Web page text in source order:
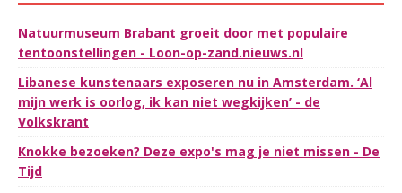
Natuurmuseum Brabant groeit door met populaire
tentoonstellingen - Loon-op-zand.nieuws.nl
Libanese kunstenaars exposeren nu in Amsterdam. ‘Al
mijn werk is oorlog, ik kan niet wegkijken’ - de
Volkskrant
Knokke bezoeken? Deze expo's mag je niet missen - De
Tijd